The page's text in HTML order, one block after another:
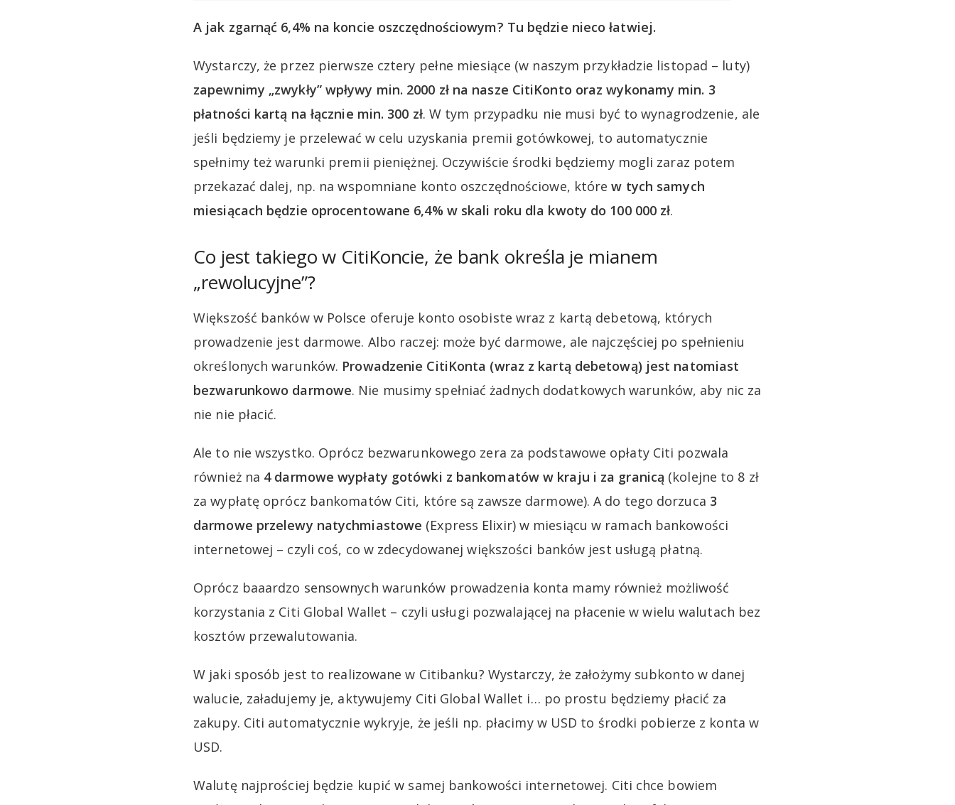
A jak zgarnąć 6,4% na koncie oszczędnościowym? Tu będzie nieco łatwiej.
Wystarczy, że przez pierwsze cztery pełne miesiące (w naszym przykładzie listopad – luty)
zapewnimy „zwykły” wpływy min. 2000 zł na nasze CitiKonto oraz wykonamy min. 3
płatności kartą na łącznie min. 300 zł. W tym przypadku nie musi być to wynagrodzenie, ale
jeśli będziemy je przelewać w celu uzyskania premii gotówkowej, to automatycznie
spełnimy też warunki premii pieniężnej. Oczywiście środki będziemy mogli zaraz potem
przekazać dalej, np. na wspomniane konto oszczędnościowe, którew tych samych
miesiącach będzie oprocentowane 6,4% w skali roku dla kwoty do 100 000 zł.
Co jest takiego w CitiKoncie, że bank określa je mianem
„rewolucyjne”?
Większość banków w Polsce oferuje konto osobiste wraz z kartą debetową, których
prowadzenie jest darmowe. Albo raczej: może być darmowe, ale najczęściej po spełnieniu
określonych warunków. Prowadzenie CitiKonta (wraz z kartą debetową) jest natomiast
bezwarunkowo darmowe. Nie musimy spełniać żadnych dodatkowych warunków, aby nic za
nie nie płacić.
Ale to nie wszystko. Oprócz bezwarunkowego zera za podstawowe opłaty Citi pozwala
również na 4 darmowe wypłaty gotówki z bankomatów w kraju i za granicą (kolejne to 8 zł
za wypłatę oprócz bankomatów Citi, które są zawsze darmowe). A do tego dorzuca 3
darmowe przelewy natychmiastowe (Express Elixir) w miesiącu w ramach bankowości
internetowej – czyli coś, co w zdecydowanej większości banków jest usługą płatną.
Oprócz baaardzo sensownych warunków prowadzenia konta mamy również możliwość
korzystania z Citi Global Wallet – czyli usługi pozwalającej na płacenie w wielu walutach bez
kosztów przewalutowania.
W jaki sposób jest to realizowane w Citibanku? Wystarczy, że założymy subkonto w danej
walucie, załadujemy je, aktywujemy Citi Global Wallet i… po prostu będziemy płacić za
zakupy. Citi automatycznie wykryje, że jeśli np. płacimy w USD to środki pobierze z konta w
USD.
Walutę najprościej będzie kupić w samej bankowości internetowej. Citi chce bowiem